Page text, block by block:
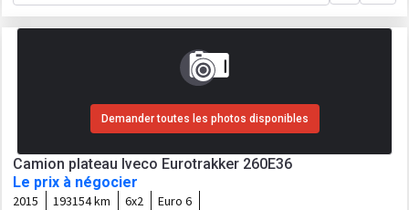
Demander toutes les photos disponibles
Camion plateau Iveco Eurotrakker 260E36
Le prix à négocier
2015 193154 km 6x2
Euro 6